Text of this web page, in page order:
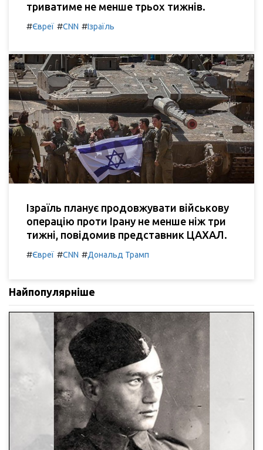
триватиме не менше трьох тижнів.
#Євреї #CNN #Ізраїль
Ізраїль планує продовжувати військову
операцію проти Ірану не менше ніж три
тижні, повідомив представник ЦАХАЛ.
#Євреї #CNN #Дональд Трамп
Найпопулярніше